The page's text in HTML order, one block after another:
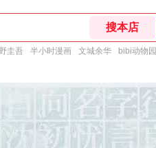
圭吾 半小时漫画 文城余华 bibi动物园